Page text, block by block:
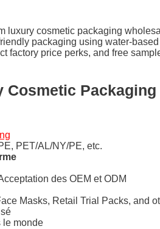
luxury cosmetic packaging
packaging using water-
factory price perks, and free
Cosmetic Packaging
PET/AL/NY/PE, etc.
des OEM et ODM
Masks, Retail Trial Packs, and
le monde